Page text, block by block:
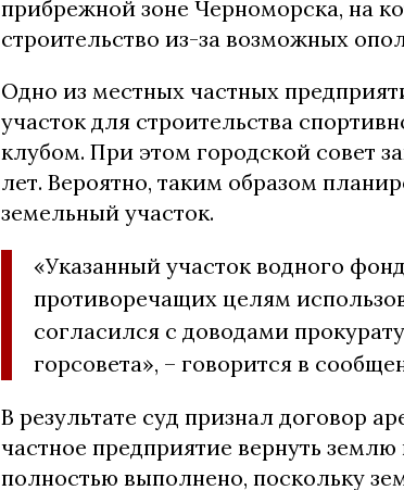
прибрежной зоне Черноморска, на
строительство из-за возможных
Одно из местных частных
участок для строительства
клубом. При этом городской совет
лет. Вероятно, таким образом
земельный участок.
«Указанный участок водного
противоречащих целям
согласился с доводами
горсовета», – говорится в
В результате суд признал договор
частное предприятие вернуть
полностью выполнено, поскольку